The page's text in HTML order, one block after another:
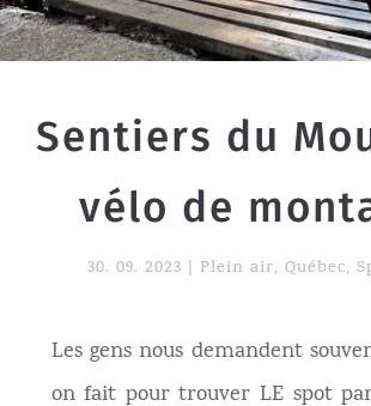
Sentiers du
vélo de
30. 09. 2023 Plein air, Québec,
Les gens nous demandent
on fait pour trouver LE spot